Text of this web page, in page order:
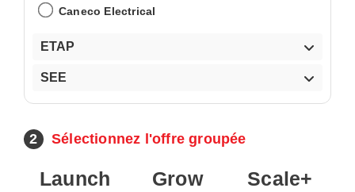
Caneco Electrical
ETAP
SEE
2 Sélectionnez l'offre groupée
Launch Grow Scale+